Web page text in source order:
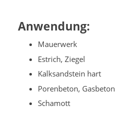
Anwendung:
Mauerwerk
Estrich, Ziegel
Kalksandstein hart
Porenbeton, Gasbeton
Schamott